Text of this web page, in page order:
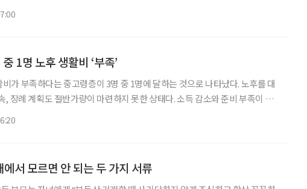
1명 노후 생활비 ‘부족’
가 부족하다는 중고령층이 3명 중 1명에 달하는 것으로 나타났다. 노후를 대
, 장례 계획도 절반가량이 마련하지 못한 상태다. 소득 감소와 준비 부족이 동
에서 모르면 안 되는 두 가지 서류